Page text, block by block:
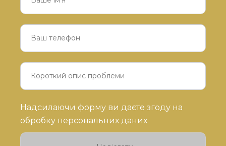
Будь
ласка,
залиште
Надсилаючи форму ви даєте згоду на
обробку персональних даних